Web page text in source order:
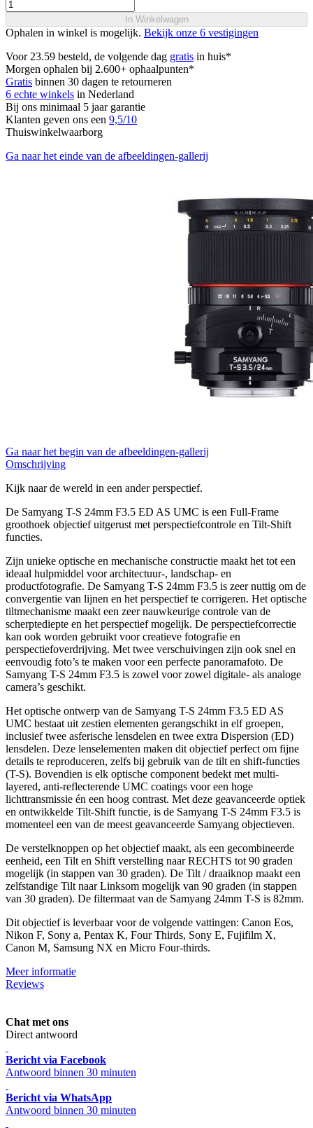
In Winkelwagen
Ophalen in winkel is mogelijk. Bekijk onze 6 vestigingen
Voor 23.59 besteld, de volgende dag gratis in huis*
Morgen ophalen bij 2.600+ ophaalpunten*
Gratis binnen 30 dagen te retourneren
6 echte winkels in Nederland
Bij ons minimaal 5 jaar garantie
Klanten geven ons een 9,5/10
Thuiswinkelwaarborg
Ga naar het einde van de afbeeldingen-gallerij
Ga naar het begin van de afbeeldingen-gallerij
Omschrijving
Kijk naar de wereld in een ander perspectief.
De Samyang T-S 24mm F3.5 ED AS UMC is een Full-Frame
groothoek objectief uitgerust met perspectiefcontrole en Tilt-Shift
functies.
Zijn unieke optische en mechanische constructie maakt het tot een
ideaal hulpmiddel voor architectuur-, landschap- en
productfotografie. De Samyang T-S 24mm F3.5 is zeer nuttig om de
convergentie van lijnen en het perspectief te corrigeren. Het optische
tiltmechanisme maakt een zeer nauwkeurige controle van de
scherptediepte en het perspectief mogelijk. De perspectiefcorrectie
kan ook worden gebruikt voor creatieve fotografie en
perspectiefoverdrijving. Met twee verschuivingen zijn ook snel en
eenvoudig foto’s te maken voor een perfecte panoramafoto. De
Samyang T-S 24mm F3.5 is zowel voor zowel digitale- als analoge
camera’s geschikt.
Het optische ontwerp van de Samyang T-S 24mm F3.5 ED AS
UMC bestaat uit zestien elementen gerangschikt in elf groepen,
inclusief twee asferische lensdelen en twee extra Dispersion (ED)
lensdelen. Deze lenselementen maken dit objectief perfect om fijne
details te reproduceren, zelfs bij gebruik van de tilt en shift-functies
(T-S). Bovendien is elk optische component bedekt met multi-
layered, anti-reflecterende UMC coatings voor een hoge
lichttransmissie én een hoog contrast. Met deze geavanceerde optiek
en ontwikkelde Tilt-Shift functie, is de Samyang T-S 24mm F3.5 is
momenteel een van de meest geavanceerde Samyang objectieven.
De verstelknoppen op het objectief maakt, als een gecombineerde
eenheid, een Tilt en Shift verstelling naar RECHTS tot 90 graden
mogelijk (in stappen van 30 graden). De Tilt / draaiknop maakt een
zelfstandige Tilt naar Linksom mogelijk van 90 graden (in stappen
van 30 graden). De filtermaat van de Samyang 24mm T-S is 82mm.
Dit objectief is leverbaar voor de volgende vattingen: Canon Eos,
Nikon F, Sony a, Pentax K, Four Thirds, Sony E, Fujifilm X,
Canon M, Samsung NX en Micro Four-thirds.
Meer informatie
Reviews
Chat met ons
Direct antwoord
Bericht via Facebook
Antwoord binnen 30 minuten
Bericht via WhatsApp
Antwoord binnen 30 minuten